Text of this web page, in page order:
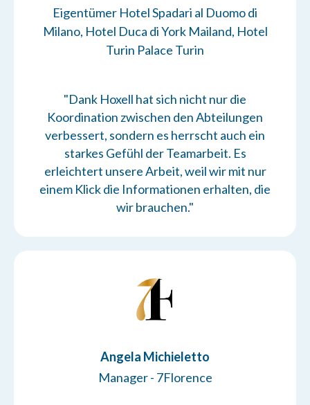
Eigentümer Hotel Spadari al Duomo di
Milano, Hotel Duca di York Mailand, Hotel
Turin Palace Turin
"Dank Hoxell hat sich nicht nur die
Koordination zwischen den Abteilungen
verbessert, sondern es herrscht auch ein
starkes Gefühl der Teamarbeit. Es
erleichtert unsere Arbeit, weil wir mit nur
einem Klick die Informationen erhalten, die
wir brauchen."
Angela Michieletto
Manager - 7Florence